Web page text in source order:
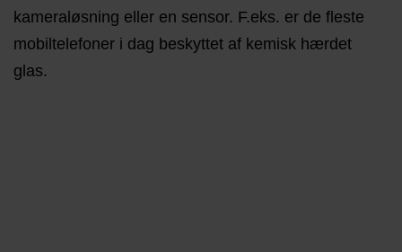
kameraløsning eller en sensor. F.eks. er de fleste
mobiltelefoner i dag beskyttet af kemisk hærdet
glas.